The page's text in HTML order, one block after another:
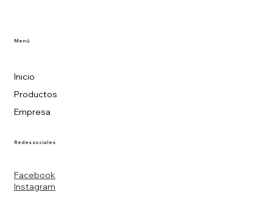
Menú
Inicio
Productos
Empresa
Redes sociales
Facebook
Instagram